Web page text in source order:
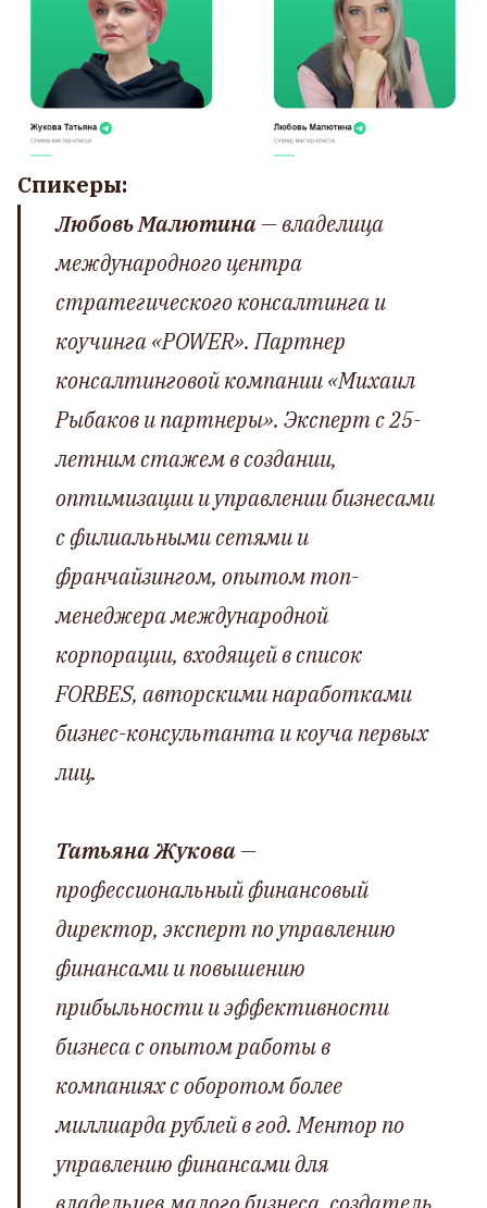
Спикеры:
Любовь Малютина— владелица
международного центра
стратегического консалтинга и
коучинга «POWER». Партнер
консалтинговой компании «Михаил
Рыбаков и партнеры». Эксперт с 25-
летним стажем в создании,
оптимизации и управлении бизнесами
с филиальными сетями и
франчайзингом, опытом топ-
менеджера международной
корпорации, входящей в список
FORBES, авторскими наработками
бизнес-консультанта и коуча первых
лиц.
Татьяна Жукова—
профессиональный финансовый
директор, эксперт по управлению
финансами и повышению
прибыльности и эффективности
бизнеса с опытом работы в
компаниях с оборотом более
миллиарда рублей в год. Ментор по
управлению финансами для